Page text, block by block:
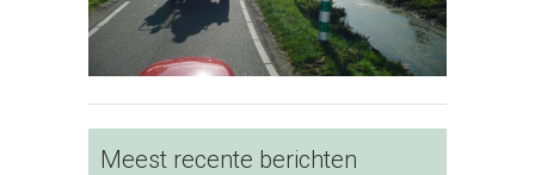
Meest recente berichten